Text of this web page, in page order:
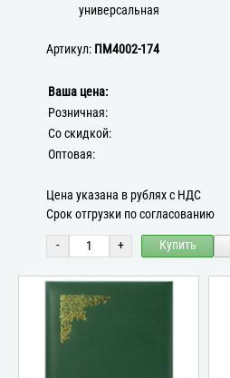
универсальная
Артикул: ПМ4002-174
Ваша цена:
Розничная:
Со скидкой:
Оптовая:
Цена указана в рублях с НДС
Срок отгрузки по согласованию
- + Купить